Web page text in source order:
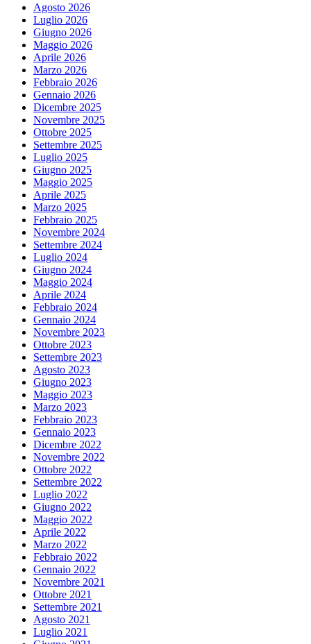
Agosto 2026
Luglio 2026
Giugno 2026
Maggio 2026
Aprile 2026
Marzo 2026
Febbraio 2026
Gennaio 2026
Dicembre 2025
Novembre 2025
Ottobre 2025
Settembre 2025
Luglio 2025
Giugno 2025
Maggio 2025
Aprile 2025
Marzo 2025
Febbraio 2025
Novembre 2024
Settembre 2024
Luglio 2024
Giugno 2024
Maggio 2024
Aprile 2024
Febbraio 2024
Gennaio 2024
Novembre 2023
Ottobre 2023
Settembre 2023
Agosto 2023
Giugno 2023
Maggio 2023
Marzo 2023
Febbraio 2023
Gennaio 2023
Dicembre 2022
Novembre 2022
Ottobre 2022
Settembre 2022
Luglio 2022
Giugno 2022
Maggio 2022
Aprile 2022
Marzo 2022
Febbraio 2022
Gennaio 2022
Novembre 2021
Ottobre 2021
Settembre 2021
Agosto 2021
Luglio 2021